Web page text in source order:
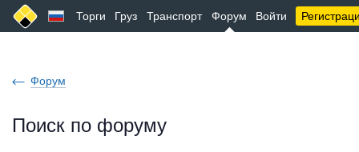
Торги Груз Транспорт Форум Войти
Форум
Поиск по форуму